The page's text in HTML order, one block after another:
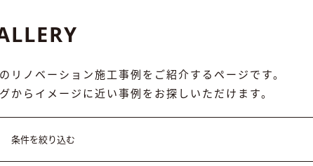
リノベーション施工事例をご紹介するページです。
からイメージに近い事例をお探しいただけます。
条件を絞り込む